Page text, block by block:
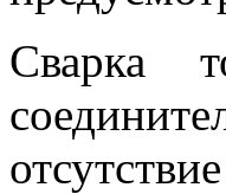
Сварка